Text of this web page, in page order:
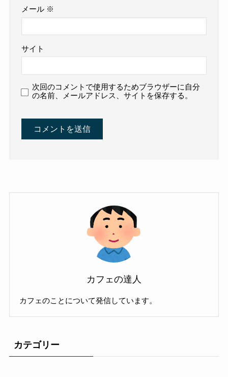
メール ※
サイト
次回のコメントで使用するためブラウザーに自分
の名前、メールアドレス、サイトを保存する。
カフェの達人
カフェのことについて発信しています。
カテゴリー